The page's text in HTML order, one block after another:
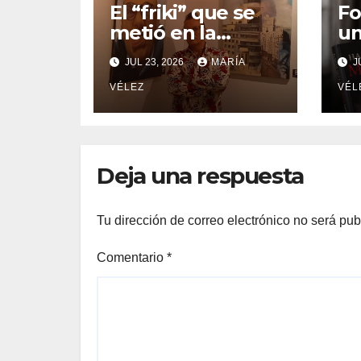
El “friki” que se
metió en la
cabeza de Goya
para descubrir
qué esconden
sus monstruos
JUL 23, 2026 MARÍA
VÉLEZ
o
Deja una respuesta
Tu dirección de correo electrónico no será
Comentario *